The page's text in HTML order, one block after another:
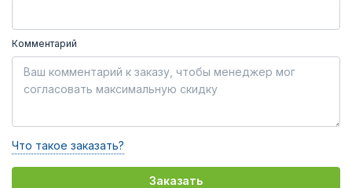
Комментарий
Что такое заказать?
Заказать